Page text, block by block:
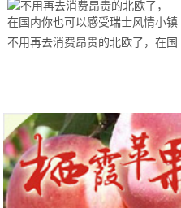
不用再去消费昂贵的北欧了，在国